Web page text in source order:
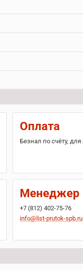
Оплата
Безнал по счёту,
Менеджер
+7 (812) 402-75-76
info@list-prutok-spb.ru